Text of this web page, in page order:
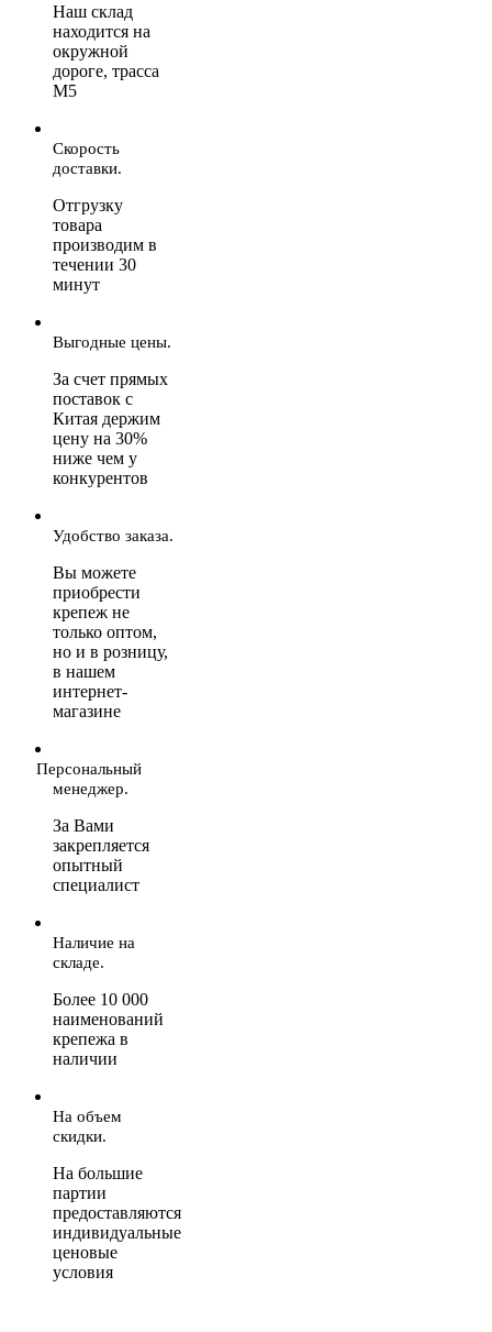
Наш склад
находится на
окружной
дороге, трасса
М5
Скорость
доставки.
Отгрузку
товара
производим в
течении 30
минут
Выгодные цены.
За счет прямых
поставок с
Китая держим
цену на 30%
ниже чем у
конкурентов
Удобство заказа.
Вы можете
приобрести
крепеж не
только оптом,
но и в розницу,
в нашем
интернет-
магазине
Персональный
менеджер.
За Вами
закрепляется
опытный
специалист
Наличие на
складе.
Более 10 000
наименований
крепежа в
наличии
На объем
скидки.
На большие
партии
предоставляются
индивидуальные
ценовые
условия